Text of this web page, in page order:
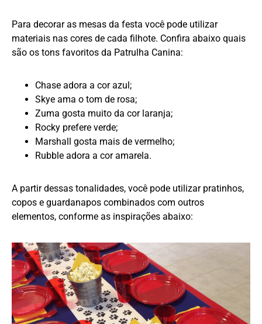
Para decorar as mesas da festa você pode utilizar
materiais nas cores de cada filhote. Confira abaixo quais
são os tons favoritos da Patrulha Canina:
Chase adora a cor azul;
Skye ama o tom de rosa;
Zuma gosta muito da cor laranja;
Rocky prefere verde;
Marshall gosta mais de vermelho;
Rubble adora a cor amarela.
A partir dessas tonalidades, você pode utilizar pratinhos,
copos e guardanapos combinados com outros
elementos, conforme as inspirações abaixo: